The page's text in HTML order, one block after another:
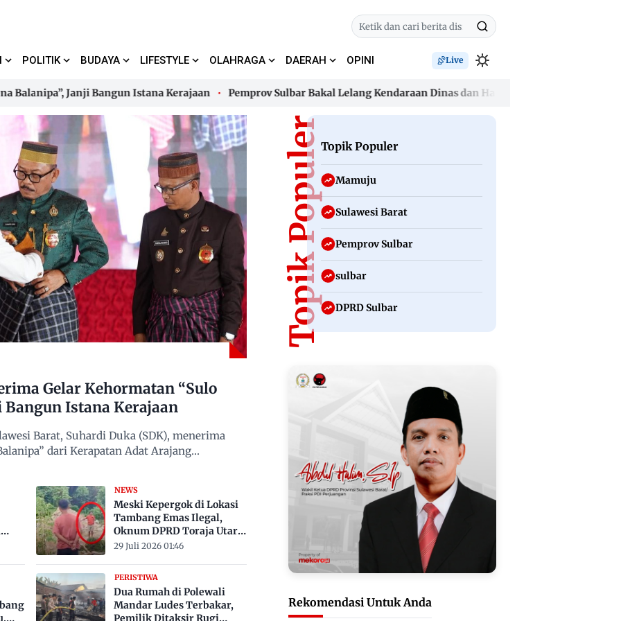
POLITIK BUDAYA LIFESTYLE OLAHRAGA DAERAH OPINI Live
Janji Bangun Istana Kerajaan Pemprov Sulbar Bakal Lelang Kendaraan Dinas dan Hapus Aset Tak Produktif
Janji Bangun Istana Kerajaan Pemprov Sulbar Bakal Lelang Kendaraan Dinas dan Hapus Aset Tak Produktif
Gelar Kehormatan “Sulo
Bangun Istana Kerajaan
Barat, Suhardi Duka (SDK), menerima
dari Kerapatan Adat Arajang
NEWS
Meski Kepergok di Lokasi
Tambang Emas Ilegal,
Oknum DPRD Toraja Utara
Belum Jadi Tersangka
29 Juli 2026 01:46
PERISTIWA
Dua Rumah di Polewali
Mandar Ludes Terbakar,
Pemilik Ditaksir Rugi
Topik PopulerTopik Populer
Mamuju
Sulawesi Barat
Pemprov Sulbar
sulbar
DPRD Sulbar
Rekomendasi Untuk Anda